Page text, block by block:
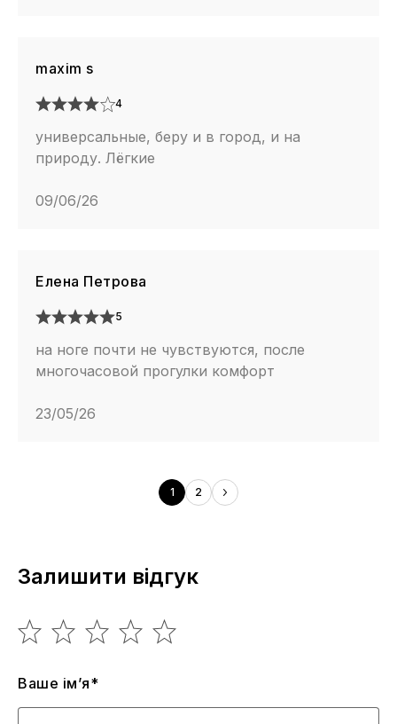
maxim s
4
универсальные, беру и в город, и на
природу. Лёгкие
09/06/26
Елена Петрова
5
на ноге почти не чувствуются, после
многочасовой прогулки комфорт
23/05/26
1 2
Залишити відгук
Ваше ім’я*